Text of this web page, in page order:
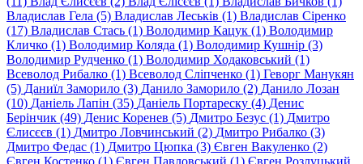
Владислав Гела (5) Владислав Леськів (1) Владислав Сіренко
(17) Владислав Стась (1) Володимир Кацук (1) Володимир
Кличко (1) Володимир Коляда (1) Володимир Кушнір (3)
Володимир Рудченко (1) Володимир Ходаковський (1)
Всеволод Рибалко (1) Всеволод Сліпченко (1) Геворг Манукян
(5) Даниїл Заморило (3) Данило Заморило (2) Данило Лозан
(10) Даніель Лапін (35) Даніель Портареску (4) Денис
Берінчик (49) Денис Коренев (5) Дмитро Безус (1) Дмитро
Єлисєєв (1) Дмитро Ловчинський (2) Дмитро Рибалко (3)
Дмитро Федас (1) Дмитро Цюпка (3) Євген Вакуленко (2)